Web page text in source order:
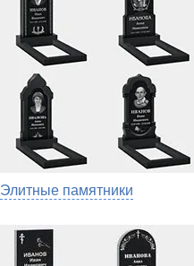
Элитные памятники